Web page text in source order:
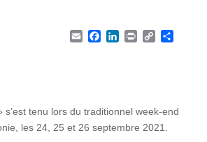
EmailFacebook
LinkedIn
PrintCopy
s’est tenu lors du traditionnel week-end
les 24, 25 et 26 septembre 2021.